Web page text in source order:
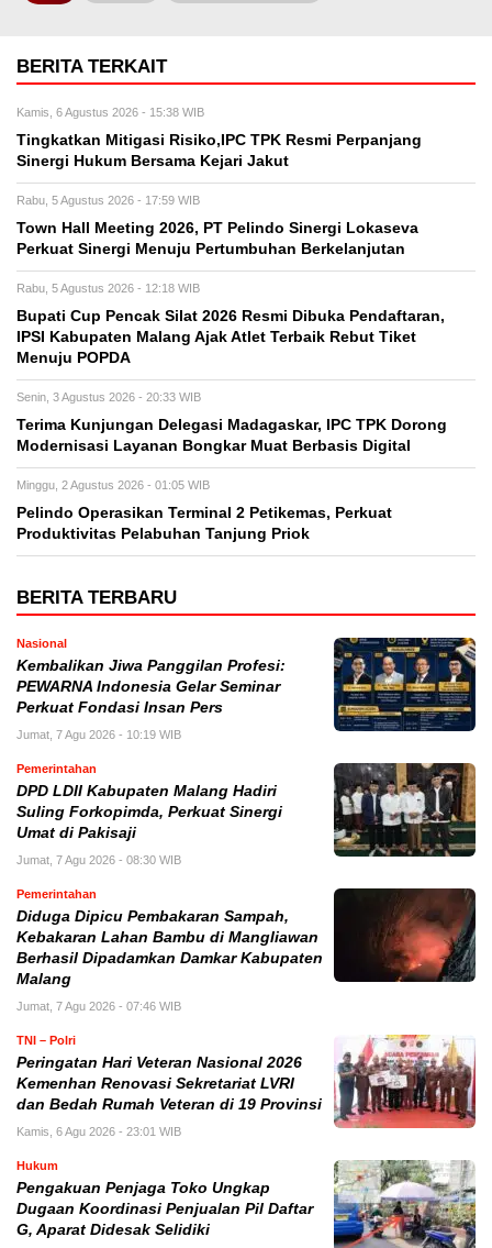
BERITA TERKAIT
Kamis, 6 Agustus 2026 - 15:38 WIB
Tingkatkan Mitigasi Risiko,IPC TPK Resmi Perpanjang
Sinergi Hukum Bersama Kejari Jakut
Rabu, 5 Agustus 2026 - 17:59 WIB
Town Hall Meeting 2026, PT Pelindo Sinergi Lokaseva
Perkuat Sinergi Menuju Pertumbuhan Berkelanjutan
Rabu, 5 Agustus 2026 - 12:18 WIB
Bupati Cup Pencak Silat 2026 Resmi Dibuka Pendaftaran,
IPSI Kabupaten Malang Ajak Atlet Terbaik Rebut Tiket
Menuju POPDA
Senin, 3 Agustus 2026 - 20:33 WIB
Terima Kunjungan Delegasi Madagaskar, IPC TPK Dorong
Modernisasi Layanan Bongkar Muat Berbasis Digital
Minggu, 2 Agustus 2026 - 01:05 WIB
Pelindo Operasikan Terminal 2 Petikemas, Perkuat
Produktivitas Pelabuhan Tanjung Priok
BERITA TERBARU
Nasional
Kembalikan Jiwa Panggilan Profesi:
PEWARNA Indonesia Gelar Seminar
Perkuat Fondasi Insan Pers
Jumat, 7 Agu 2026 - 10:19 WIB
Pemerintahan
DPD LDII Kabupaten Malang Hadiri
Suling Forkopimda, Perkuat Sinergi
Umat di Pakisaji
Jumat, 7 Agu 2026 - 08:30 WIB
Pemerintahan
Diduga Dipicu Pembakaran Sampah,
Kebakaran Lahan Bambu di Mangliawan
Berhasil Dipadamkan Damkar Kabupaten
Malang
Jumat, 7 Agu 2026 - 07:46 WIB
TNI – Polri
Peringatan Hari Veteran Nasional 2026
Kemenhan Renovasi Sekretariat LVRI
dan Bedah Rumah Veteran di 19 Provinsi
Kamis, 6 Agu 2026 - 23:01 WIB
Hukum
Pengakuan Penjaga Toko Ungkap
Dugaan Koordinasi Penjualan Pil Daftar
G, Aparat Didesak Selidiki